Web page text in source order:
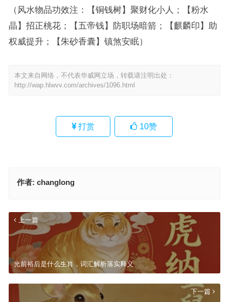
（风水物品功效注：【铜钱树】聚财化小人；【粉水
晶】招正桃花；【五帝钱】防职场暗箭；【麒麟印】助
权威提升；【朱砂香囊】镇煞安眠）
本文来自网络，不代表华威网立场，转载请注明出处：
http://wap.hlwvv.com/archives/1096.html
打赏 10赞
作者: changlong
上一篇
光前裕后是什么生肖，词汇解析落实释义
下一篇